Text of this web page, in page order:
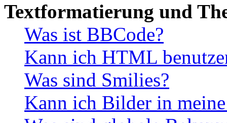
Textformatierung und
Was ist BBCode?
Kann ich HTML
Was sind Smilies?
Kann ich Bilder in